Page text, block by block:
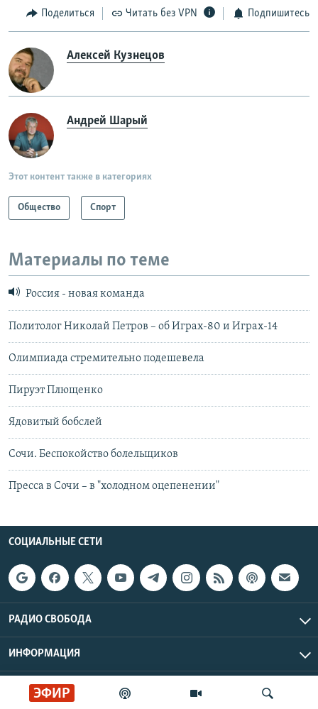
ЭФИР
Поделиться Читать без VPN Подпишитесь
Алексей Кузнецов
Андрей Шарый
Этот контент также в категориях
Общество Спорт
Материалы по теме
Россия - новая команда
Политолог Николай Петров – об Играх-80 и Играх-14
Олимпиада стремительно подешевела
Пируэт Плющенко
Ядовитый бобслей
Сочи. Беспокойство болельщиков
Пресса в Сочи – в "холодном оцепенении"
СОЦИАЛЬНЫЕ СЕТИ
РАДИО СВОБОДА
ИНФОРМАЦИЯ
Радио Свобода © 2026 RFE/RL, Inc. | Все права защищены.